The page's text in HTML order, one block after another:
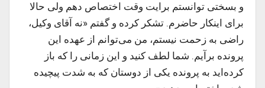
و بسختی توانستم برایت وقت اختصاص دهم ولی حالا
برای اینکار حاضرم. تشکر کرده و گفتم «نه آقای وکیل،
راضی به زحمت نیستم، من می‌توانم از عهده این
پرونده برآیم. شما لطف کنید و این زمانی را که باز
کرده‌اید به پرونده یکی از دوستان که به شدت پیچیده